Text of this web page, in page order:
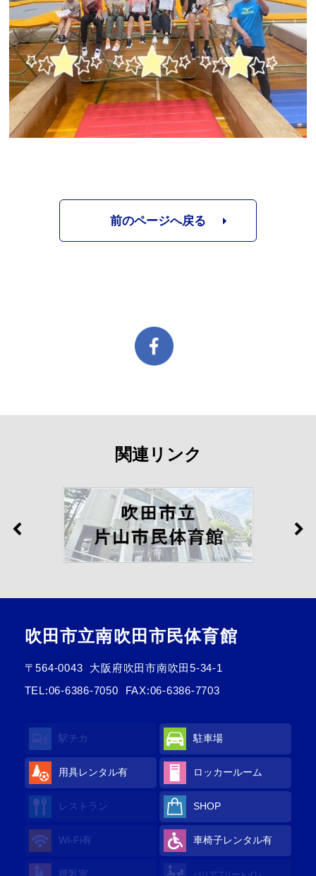
前のページへ戻る
関連リンク
吹田市立南吹田市民体育館
〒564-0043
大阪府吹田市南吹田5-34-1
TEL:06-6386-7050 FAX:06-6386-7703
駅チカ 駐車場
用具レンタル有 ロッカールーム
レストラン SHOP
Wi-Fi有 車椅子レンタル有
授乳室